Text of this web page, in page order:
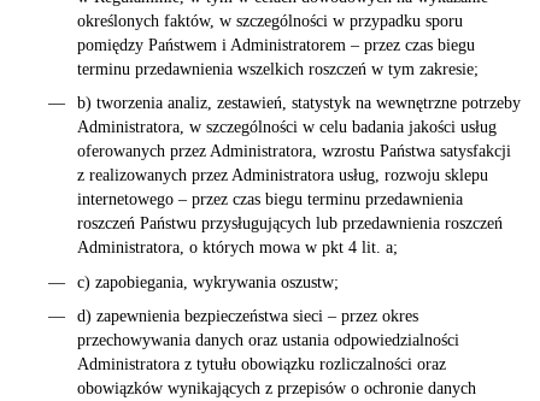
określonych faktów, w szczególności w przypadku sporu
pomiędzy Państwem i Administratorem – przez czas biegu
terminu przedawnienia wszelkich roszczeń w tym zakresie;
b) tworzenia analiz, zestawień, statystyk na wewnętrzne potrzeby
Administratora, w szczególności w celu badania jakości usług
oferowanych przez Administratora, wzrostu Państwa satysfakcji
z realizowanych przez Administratora usług, rozwoju sklepu
internetowego – przez czas biegu terminu przedawnienia
roszczeń Państwu przysługujących lub przedawnienia roszczeń
Administratora, o których mowa w pkt 4 lit. a;
c) zapobiegania, wykrywania oszustw;
d) zapewnienia bezpieczeństwa sieci – przez okres
przechowywania danych oraz ustania odpowiedzialności
Administratora z tytułu obowiązku rozliczalności oraz
obowiązków wynikających z przepisów o ochronie danych